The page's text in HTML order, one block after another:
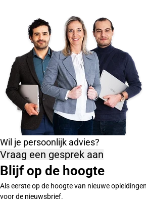
Wil je persoonlijk advies?
Vraag een gesprek aan
Blijf op de hoogte
Als eerste op de hoogte van nieuwe
voor de nieuwsbrief.